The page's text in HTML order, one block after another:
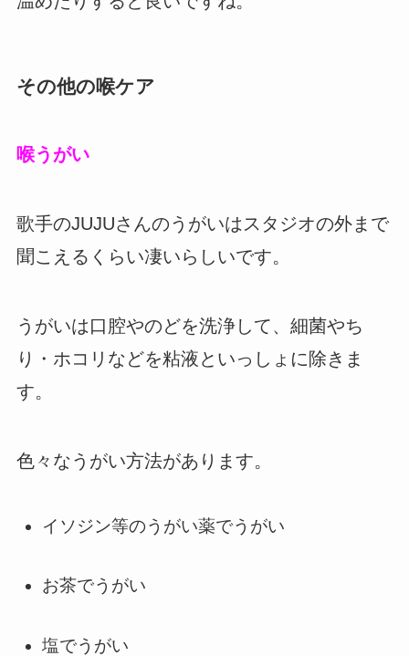
その他の喉ケア
喉うがい
歌手のJUJUさんのうがいはスタジオの外まで
聞こえるくらい凄いらしいです。
うがいは口腔やのどを洗浄して、細菌やち
り・ホコリなどを粘液といっしょに除きま
す。
色々なうがい方法があります。
イソジン等のうがい薬でうがい
お茶でうがい
塩でうがい